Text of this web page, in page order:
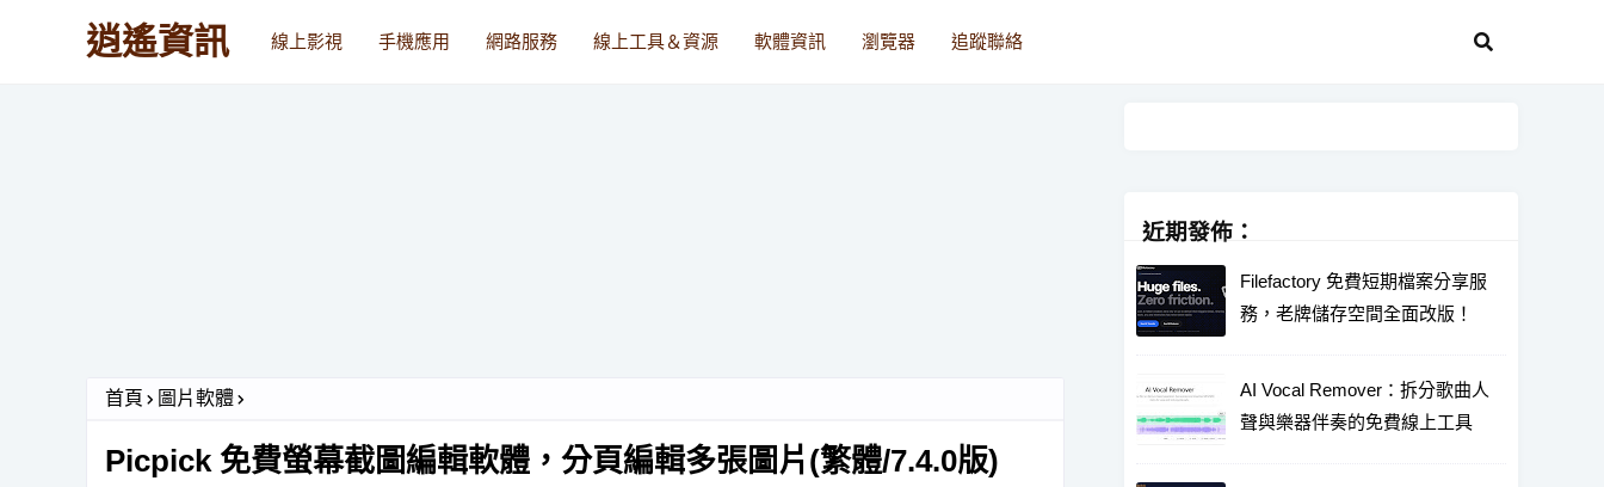
逍遙資訊 線上影視 手機應用 網路服務 線上工具＆資源 軟體資訊 瀏覽器 追蹤聯絡
首頁 圖片軟體
Picpick 免費螢幕截圖編輯軟體，分頁編輯多張圖片(繁體/7.4.0版)
近期發佈：
Filefactory 免費短期檔案分享服
務，老牌儲存空間全面改版！
AI Vocal Remover：拆分歌曲人
聲與樂器伴奏的免費線上工具